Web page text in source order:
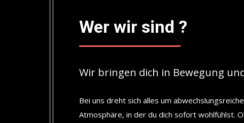
Wer wir sind ?
Wir bringen dich in Bewegung
Bei uns dreht sich alles um
Atmosphäre, in der du dich sofort wohlfühlst.